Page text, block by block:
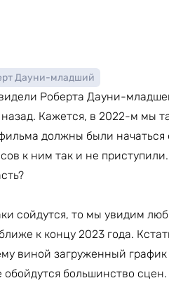
Дауни-младший
Роберта Дауни-
назад. Кажется, в 2022-м мы
должны были
к ним так и не
сойдутся, то мы увидим
к концу 2023 года.
виной загруженный график
большинство сцен.